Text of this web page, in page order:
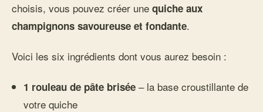
choisis, vous pouvez créer une quiche aux
champignons savoureuse et fondante.
Voici les six ingrédients dont vous aurez besoin :
1 rouleau de pâte brisée – la base croustillante de
votre quiche